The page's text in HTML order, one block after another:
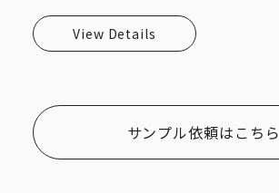
View Details
サンプル依頼はこちら